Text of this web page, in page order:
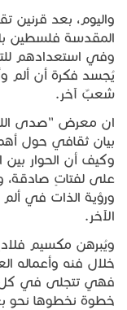
واليوم، بعد قرنين
المقدسة فلسطين بل
وفي استعدادهم
يُجسد فكرة أن
شعبٌ آخر.
ان معرض "صدى
بيان ثقافي حول
وكيف أن الحوار
على لفتاتٍ صادقة،
ورؤية الذات في
الآخر.
ويُبرهن مكسيم
خلال فنه وأعماله
فهي تتجلى في
خطوة نخطوها نحو